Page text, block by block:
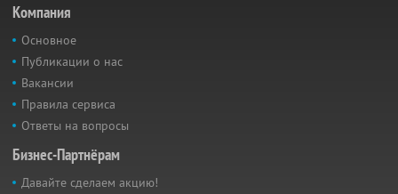
Компания
Основное
Публикации о нас
Вакансии
Правила сервиса
Ответы на вопросы
Бизнес-Партнёрам
Давайте сделаем акцию!